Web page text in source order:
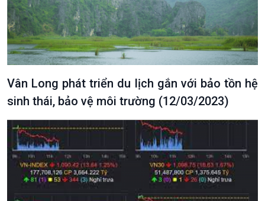
Tin Văn hoá & Du lịch
Chát với người nổi tiếng
Ảnh
Video
E-Magazine
Vân Long phát triển du lịch gắn với bảo tồn hệ
sinh thái, bảo vệ môi trường (12/03/2023)